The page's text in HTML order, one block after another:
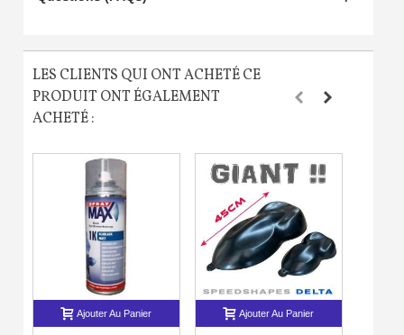
LES CLIENTS QUI ONT ACHETÉ CE
PRODUIT ONT ÉGALEMENT
ACHETÉ :
Ajouter Au Panier Ajouter Au Panier